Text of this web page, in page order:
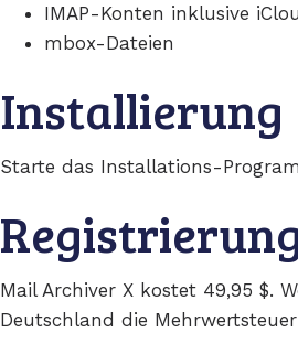
IMAP-Konten inklusive
mbox-Dateien
Installierung
Starte das Installations-
Mail Archiver X kostet 49,95 $.
Deutschland die